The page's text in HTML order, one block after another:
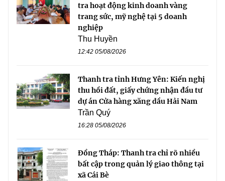
tra hoạt động kinh doanh vàng
trang sức, mỹ nghệ tại 5 doanh
nghiệp
Thu Huyền
12:42 05/08/2026
Thanh tra tỉnh Hưng Yên: Kiến nghị
thu hồi đất, giấy chứng nhận đầu tư
dự án Cửa hàng xăng dầu Hải Nam
Trần Quý
16:28 05/08/2026
Đồng Tháp: Thanh tra chỉ rõ nhiều
bất cập trong quản lý giao thông tại
xã Cái Bè